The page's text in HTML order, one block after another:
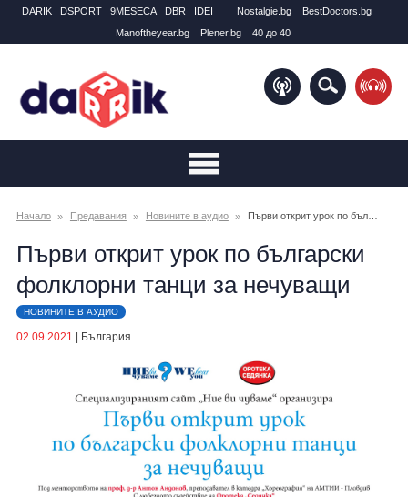
DARIK DSPORT 9MESECA DBR IDEI Nostalgie.bg
BestDoctors.bg
Manоftheyear.bg
Plener.bg 40 до 40
Първи открит урок по български
фолклорни танци за нечуващи
Начало Предавания Новините в аудио Първи открит урок по български фолклорни танци за нечуващи
НОВИНИТЕ В АУДИО
02.09.2021 | България